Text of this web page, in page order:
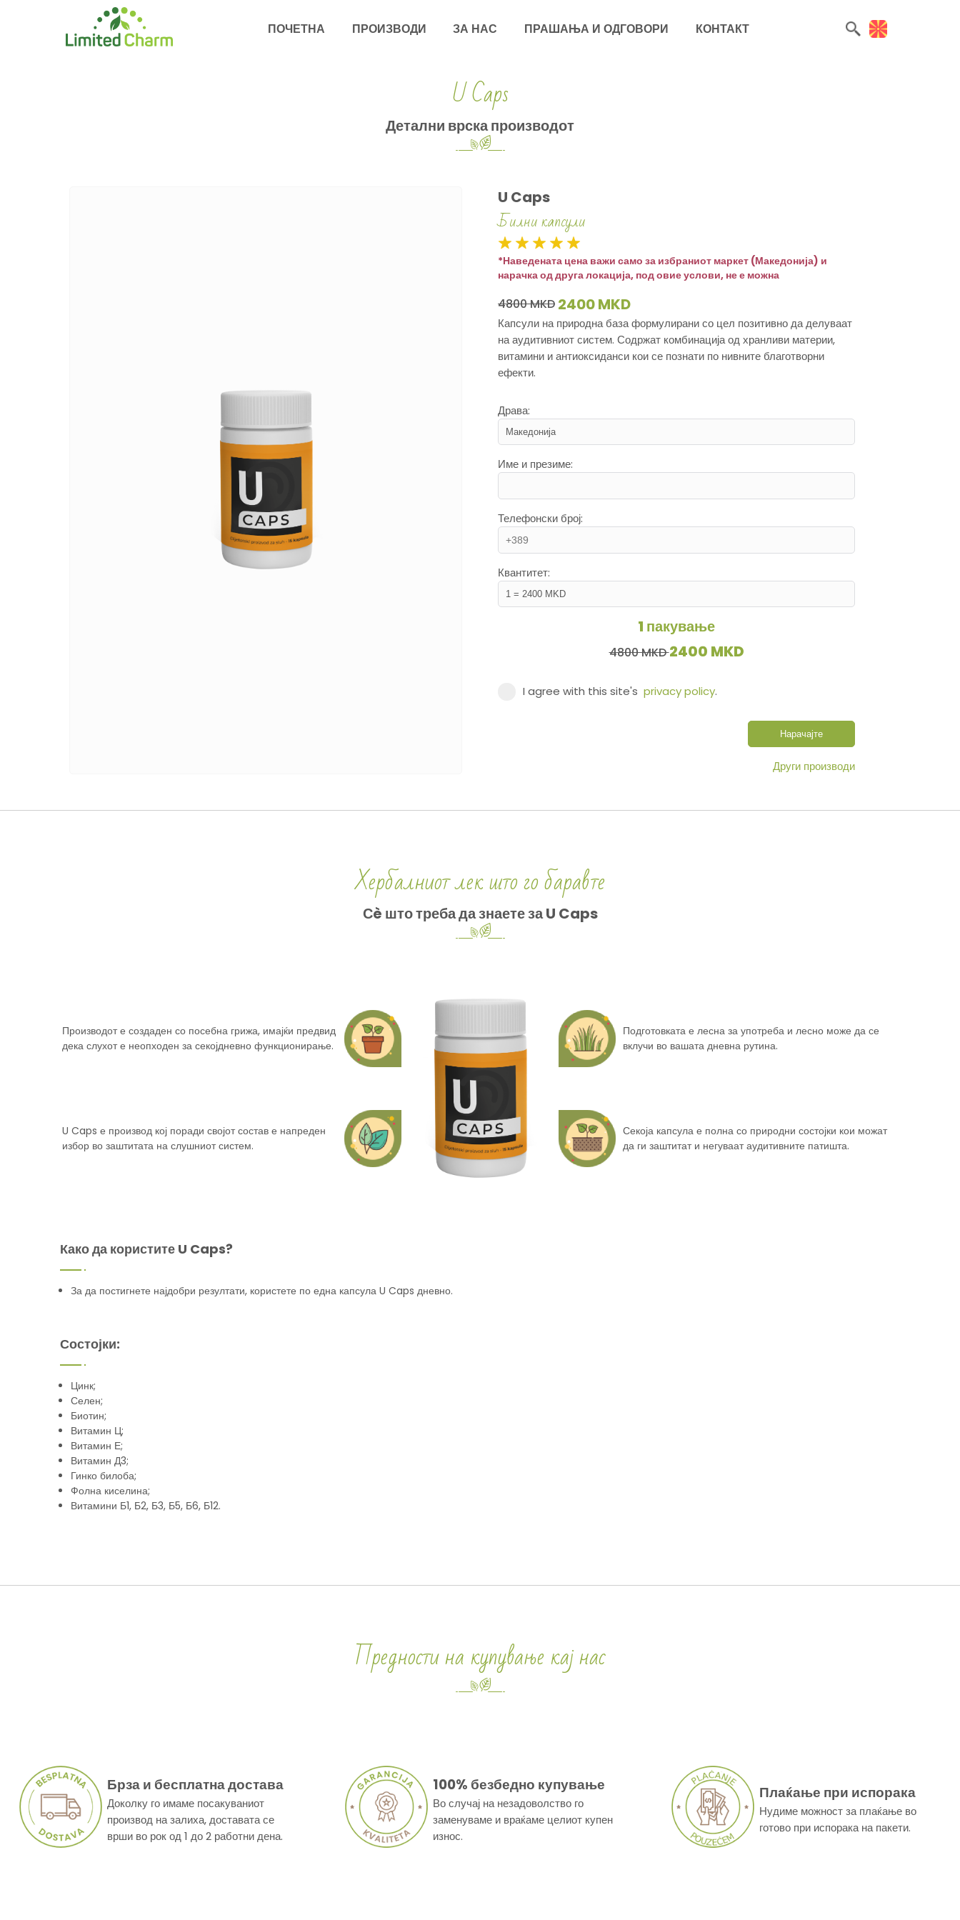
ПОЧЕТНА ПРОИЗВОДИ ЗА НАС ПРАШАЊА И ОДГОВОРИ КОНТАКТ
U Caps
Детални врска производот
U Caps
Билни капсули
*Наведената цена важи само за избраниот маркет (Македонија) и
нарачка од друга локација, под овие услови, не е можна
4800 MKD 2400 MKD
Капсули на природна база формулирани со цел позитивно да делуваат
на аудитивниот систем. Содржат комбинација од хранливи материи,
витамини и антиоксиданси кои се познати по нивните благотворни
ефекти.
Драва:
Име и презиме:
Телефонски број:
Квантитет:
1 пакување
4800 MKD2400 MKD
I agree with this site's privacy policy.
Нарачајте
Други производи
Хербалниот лек што го баравте
Сè што треба да знаете за U Caps
Производот е создаден со посебна грижа, имајќи предвид
дека слухот е неопходен за секојдневно функционирање.
U Caps е производ кој поради својот состав е напреден
избор во заштитата на слушниот систем.
Подготовката е лесна за употреба и лесно може да се
вклучи во вашата дневна рутина.
Секоја капсула е полна со природни состојки кои можат
да ги заштитат и негуваат аудитивните патишта.
Како да користите U Caps?
За да постигнете најдобри резултати, користете по една капсула U Caps дневно.
Состојки:
Цинк;
Селен;
Биотин;
Витамин Ц;
Витамин Е;
Витамин Д3;
Гинко билоба;
Фолна киселина;
Витамини Б1, Б2, Б3, Б5, Б6, Б12.
Предности на купување кај нас
Брза и бесплатна достава
Доколку го имаме посакуваниот
производ на залиха, доставата се
врши во рок од 1 до 2 работни дена.
100% безбедно купување
Во случај на незадоволство го
заменуваме и враќаме целиот купен
износ.
Плаќање при испорака
Нудиме можност за плаќање во
готово при испорака на пакети.